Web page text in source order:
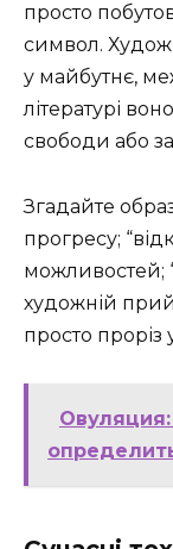
просто
символ.
у майбутнє,
літературі
свободи або
Згадайте
прогресу;
можливостей;
художній
просто проріз
Овуляция: